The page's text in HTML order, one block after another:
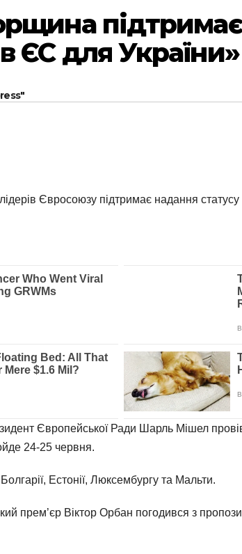
підтримає
ЄС для України»
Євросоюзу підтримає надання
Європейської Ради Шарль Мішел
24-25 червня.
Естонії, Люксембургу та Мальти.
прем’єр Віктор Орбан погодився з